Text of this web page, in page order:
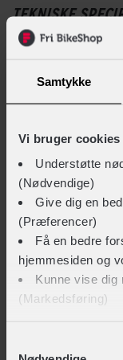
Samtykke
Vi bruger
Understøtte
(Nødvendige)
Give dig en
(Præferencer)
Få en bedre
hjemmesiden og
Kunne vise dig
(Markedsføring)
Det indbyggede
i trafikken, mens
giraf cykelhjelmen
TEKNISKE
BASISINFORMATION
EAN
5744001760147
Hovedprodukt ID
198-CS190107-
Sikkerheds- og
Vis detaljer
TEKNISKE